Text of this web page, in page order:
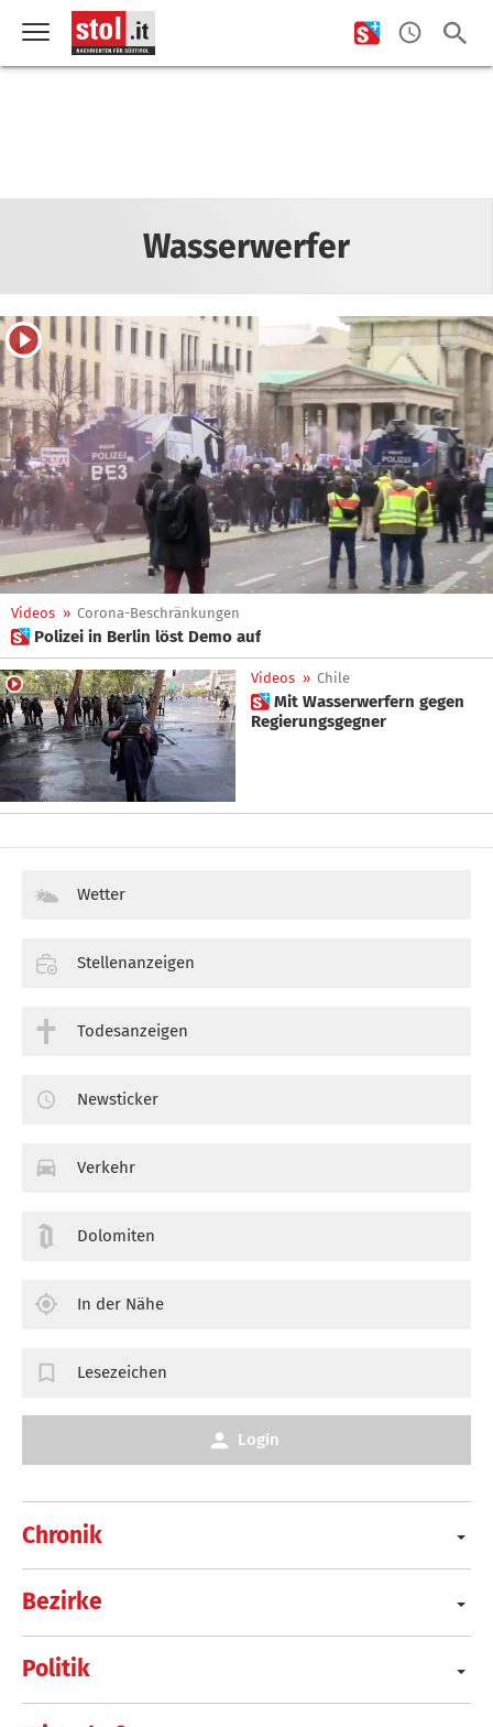
Wasserwerfer
Videos » Corona-Beschränkungen
 Polizei in Berlin löst Demo auf
Videos » Chile
 Mit Wasserwerfern gegen
Regierungsgegner
Chronik
Bezirke
Politik
Wetter
Stellenanzeigen
Todesanzeigen
Newsticker
Verkehr
Dolomiten
In der Nähe
Lesezeichen
Login